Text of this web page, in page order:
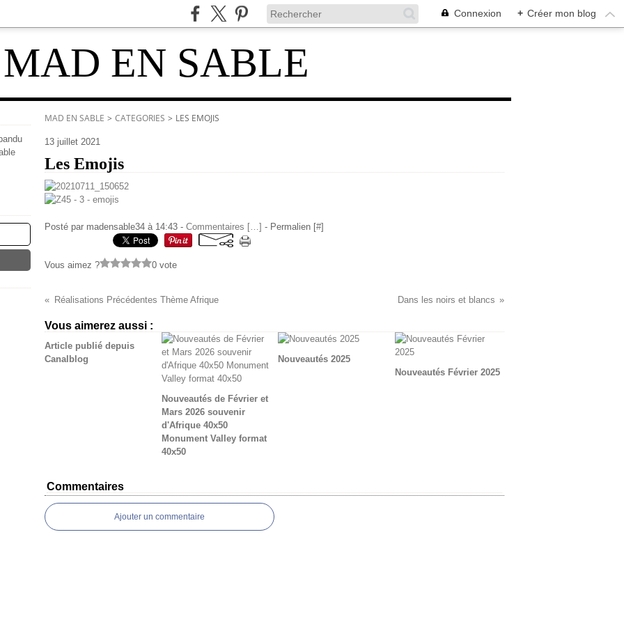
Connexion + Créer mon blog
MAD EN SABLE
MAD EN SABLE > CATEGORIES > LES EMOJIS
13 juillet 2021
Les Emojis
Posté par madensable34 à 14:43 - Commentaires […] - Permalien [#]
Vous aimez ? 0 vote
Réalisations Précédentes Thème Afrique Dans les noirs et blancs
Vous aimerez aussi :
Article publié depuis
Canalblog
Nouveautés de Février et
Mars 2026 souvenir
d'Afrique 40x50
Monument Valley format
40x50
Nouveautés 2025
Nouveautés Février 2025
Commentaires
Ajouter un commentaire